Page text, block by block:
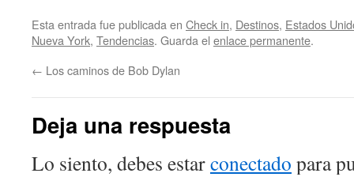
Esta entrada fue publicada en Check in, Destinos, Estados
Nueva York, Tendencias. Guarda el enlace permanente.
← Los caminos de Bob Dylan
Deja una respuesta
Lo siento, debes estarconectado para